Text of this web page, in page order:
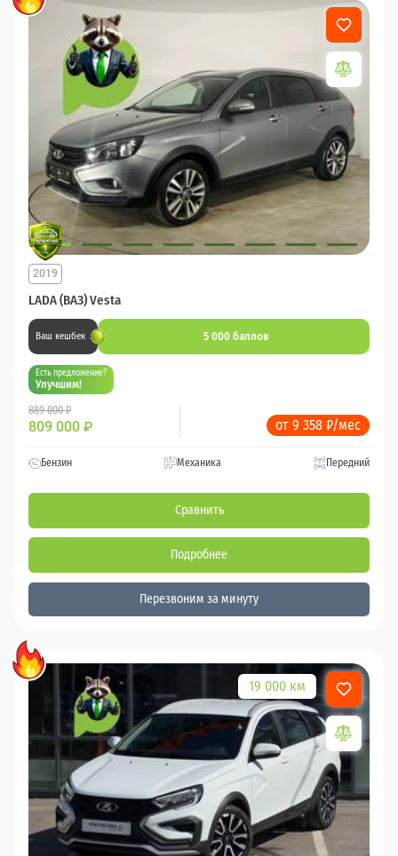
LADA (ВАЗ) Vesta
2019
Ваш кешбек 5 000 баллов
Есть предложение?
Улучшим!
889 000 ₽
809 000 ₽ от 9 358 ₽/мес
Бензин Механика Передний
Сравнить
Подробнее
Перезвоним за минуту
19 000 км